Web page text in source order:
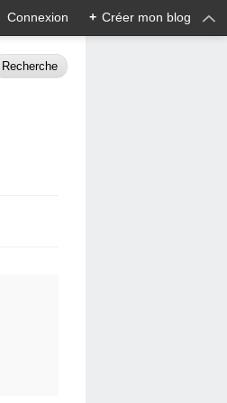
Connexion + Créer mon blog